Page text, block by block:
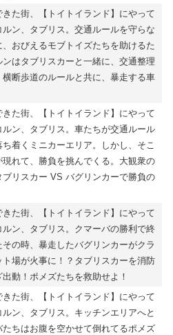
た街、【トイトイランド】にやって
ルン、タブリス。交通ルールを守らな
おびえるモブトイズたちを助けるた
はタブリスカーと一緒に、交通整理
断歩道のルールと共に、暴走する車
た街、【トイトイランド】にやって
ルン、タブリス。車たちが交通ルール
着くミニカーエリア。しかし、そこ
れて、勝負を挑んでくる。大観衆の
リスカー VS バグリンカーで勝負の
た街、【トイトイランド】にやって
ルン、タブリス。クマーバの勝利で終
の時、暴走したバグリンカーがクラ
ト場が火事に！？タブリスカーを消防
動！ポメズたちを救助せよ！
た街、【トイトイランド】にやって
ン、タブリス。キッチンエリアへと
ちはお腹を空かせて倒れてるポメズ